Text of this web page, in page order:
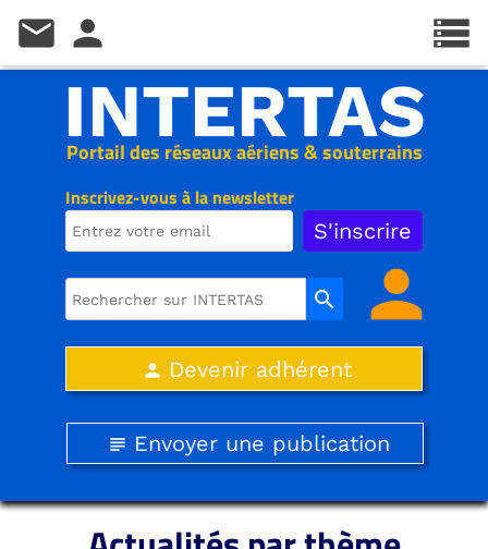
Inscrivez-vous à la newsletter
Portail des réseaux aériens & souterrains
INTERTAS
search person
person Devenir adhérent
subject Envoyer une publication
storage
mail person